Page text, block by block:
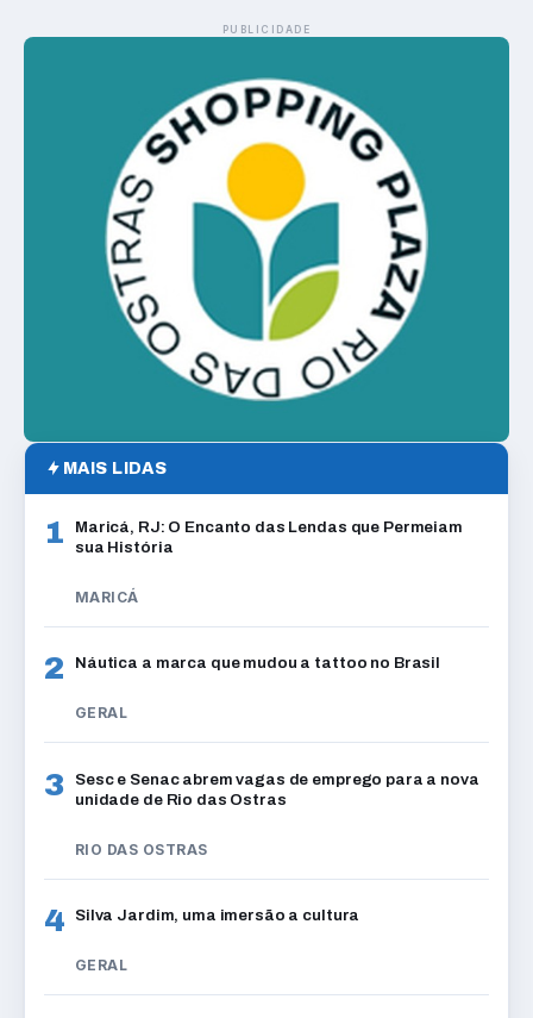
PUBLICIDADE
MAIS LIDAS
1
Maricá, RJ: O Encanto das Lendas que Permeiam
sua História
MARICÁ
2 Náutica a marca que mudou a tattoo no Brasil
GERAL
3
Sesc e Senac abrem vagas de emprego para a nova
unidade de Rio das Ostras
RIO DAS OSTRAS
4 Silva Jardim, uma imersão a cultura
GERAL